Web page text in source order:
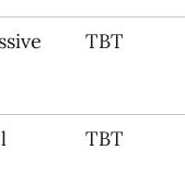
TBT
TBT